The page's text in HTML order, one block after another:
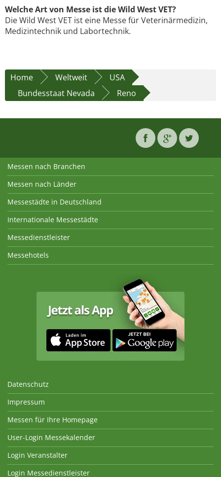
Welche Art von Messe ist die Wild West VET?
Die Wild West VET ist eine Messe für Veterinärmedizin,
Medizintechnik und Labortechnik.
Home Weltweit
USA
Bundesstaat Nevada
Reno
Messen nach Branchen
Messen nach Länder
Messestädte in Deutschland
Internationale Messestädte
Messedienstleister
Messehotels
Datenschutz
Impressum
Messen für Ihre Homepage
User-Login Messekalender
Login Veranstalter
Login Messedienstleister